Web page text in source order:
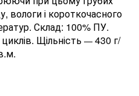
вологи і короткочасного
Склад: 100% ПУ.
Щільність — 430 г/